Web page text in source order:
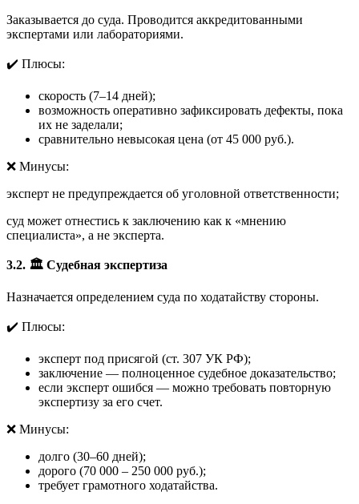
Заказывается до суда. Проводится аккредитованными
экспертами или лабораториями.
✔️ Плюсы:
скорость (7–14 дней);
возможность оперативно зафиксировать дефекты, пока
их не заделали;
сравнительно невысокая цена (от 45 000 руб.).
❌ Минусы:
эксперт не предупреждается об уголовной ответственности;
суд может отнестись к заключению как к «мнению
специалиста», а не эксперта.
3.2. 🏛 ️ Судебная экспертиза
Назначается определением суда по ходатайству стороны.
✔️ Плюсы:
эксперт под присягой (ст. 307 УК РФ);
заключение — полноценное судебное доказательство;
если эксперт ошибся — можно требовать повторную
экспертизу за его счет.
❌ Минусы:
долго (30–60 дней);
дорого (70 000 – 250 000 руб.);
требует грамотного ходатайства.